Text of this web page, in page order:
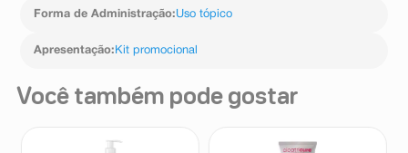
Forma de Administração:Uso tópico
Apresentação: Kit promocional
Você também pode gostar